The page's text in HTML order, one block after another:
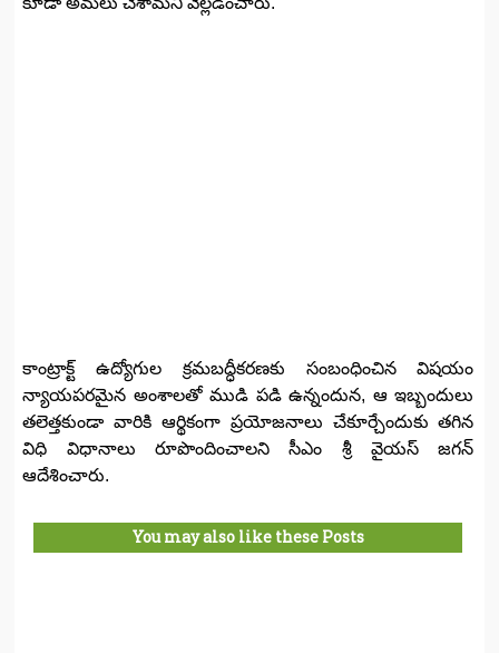
కాంట్రాక్ట్‌ ఉద్యోగుల క్రమబద్ధీకరణకు సంబంధించిన విషయం
న్యాయపరమైన అంశాలతో ముడి పడి ఉన్నందున, ఆ ఇబ్బందులు
తలెత్తకుండా వారికి ఆర్థికంగా ప్రయోజనాలు చేకూర్చేందుకు తగిన
విధి విధానాలు రూపొందించాలని సీఎం శ్రీ వైయస్‌ జగన్‌
ఆదేశించారు.
You may also like these Posts